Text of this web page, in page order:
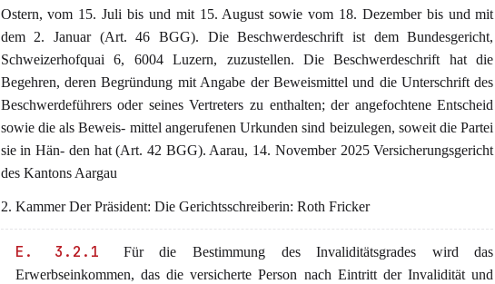
Ostern, vom 15. Juli bis und mit 15. August sowie vom 18. Dezember bis und mit
dem 2. Januar (Art. 46 BGG). Die Beschwerdeschrift ist dem Bundesgericht,
Schweizerhofquai 6, 6004 Luzern, zuzustellen. Die Beschwerdeschrift hat die
Begehren, deren Begründung mit Angabe der Beweismittel und die Unterschrift des
Beschwerdeführers oder seines Vertreters zu enthalten; der angefochtene Entscheid
sowie die als Beweis- mittel angerufenen Urkunden sind beizulegen, soweit die Partei
sie in Hän- den hat (Art. 42 BGG). Aarau, 14. November 2025 Versicherungsgericht
des Kantons Aargau
2. Kammer Der Präsident: Die Gerichtsschreiberin: Roth Fricker
E. 3.2.1
Für die Bestimmung des Invaliditätsgrades wird das
Erwerbseinkommen, das die versicherte Person nach Eintritt der Invalidität und